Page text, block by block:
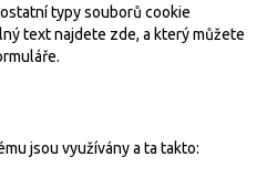
typy souborů cookie
text najdete zde, a který můžete
.
jsou využívány a ta takto: